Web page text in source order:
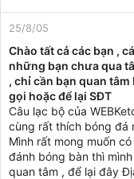
25/8/05
Chào tất cả các bạn ,
những bạn chưa qua
, chỉ cần bạn quan
gọi hoặc để lại SĐT
Câu lạc bộ của
cùng rất thích bóng đá
Mình rất mong muốn
đánh bóng bàn thì
quan tâm , để lại đây